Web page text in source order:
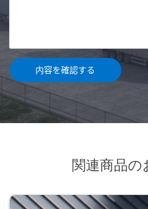
関連商品の